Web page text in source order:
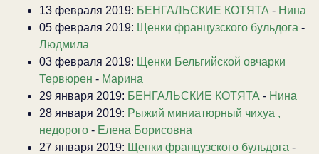
13 февраля 2019: БЕНГАЛЬСКИЕ КОТЯТА - Нина
05 февраля 2019: Щенки французского бульдога -
Людмила
03 февраля 2019: Щенки Бельгийской овчарки
Тервюрен - Марина
29 января 2019: БЕНГАЛЬСКИЕ КОТЯТА - Нина
28 января 2019: Рыжий миниатюрный чихуа ,
недорого - Елена Борисовна
27 января 2019: Щенки французского бульдога -